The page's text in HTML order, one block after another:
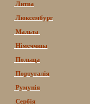
Литва
Люксембург
Мальта
Німеччина
Польща
Португалія
Румунія
Сербія